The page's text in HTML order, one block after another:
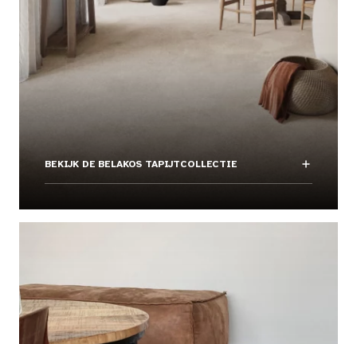
BEKIJK DE BELAKOS TAPIJTCOLLECTIE